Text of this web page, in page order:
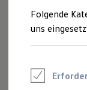
ONE
bowser
Folgende
uns